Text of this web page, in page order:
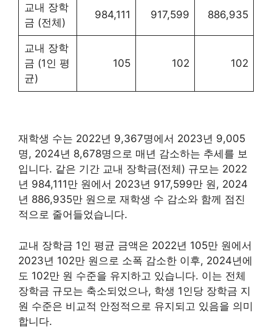
교내 장학
금 (전체)
984,111 917,599 886,935
교내 장학
금 (1인 평
균)
105 102 102
재학생 수는 2022년 9,367명에서 2023년 9,005
명, 2024년 8,678명으로 매년 감소하는 추세를 보
입니다. 같은 기간 교내 장학금(전체) 규모는 2022
년 984,111만 원에서 2023년 917,599만 원, 2024
년 886,935만 원으로 재학생 수 감소와 함께 점진
적으로 줄어들었습니다.
교내 장학금 1인 평균 금액은 2022년 105만 원에서
2023년 102만 원으로 소폭 감소한 이후, 2024년에
도 102만 원 수준을 유지하고 있습니다. 이는 전체
장학금 규모는 축소되었으나, 학생 1인당 장학금 지
원 수준은 비교적 안정적으로 유지되고 있음을 의미
합니다.